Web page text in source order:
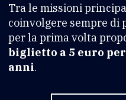
Tra le missioni
coinvolgere sempre di
per la prima volta
biglietto a 5 euro
anni.